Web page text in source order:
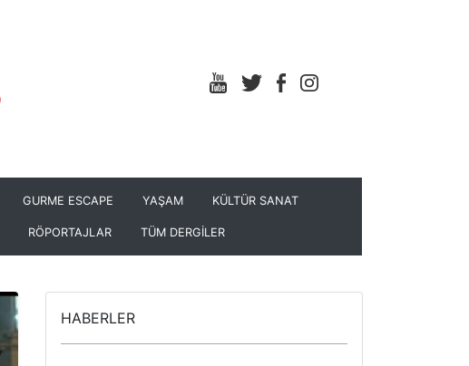
GURME ESCAPE YAŞAM KÜLTÜR SANAT
RÖPORTAJLAR TÜM DERGİLER
HABERLER